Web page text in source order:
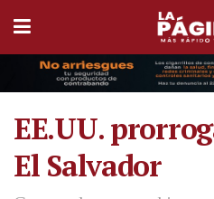
EE.UU.
El Salvador